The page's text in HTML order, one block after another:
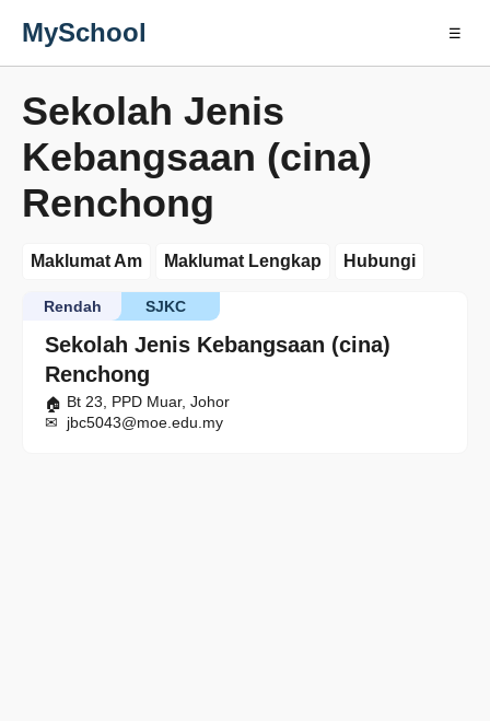
MySchool ☰
Sekolah Jenis
Kebangsaan (cina)
Renchong
Maklumat Am Maklumat Lengkap Hubungi
Sekolah Jenis Kebangsaan (cina)
Renchong
SJKC
Rendah
Bt 23, PPD Muar, Johor
jbc5043@moe.edu.my